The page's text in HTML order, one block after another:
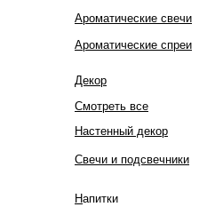
Ароматические свечи
Ароматические спреи
Декор
Смотреть все
Настенный декор
Свечи и подсвечники
Напитки